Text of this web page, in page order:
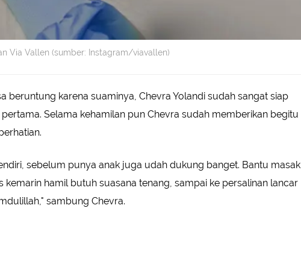
Via Vallen (sumber: Instagram/viavallen)
beruntung karena suaminya, Chevra Yolandi sudah sangat siap
Selama kehamilan pun Chevra sudah memberikan begitu
sebelum punya anak juga udah dukung banget. Bantu masak
kemarin hamil butuh suasana tenang, sampai ke persalinan lancar
sambung Chevra.